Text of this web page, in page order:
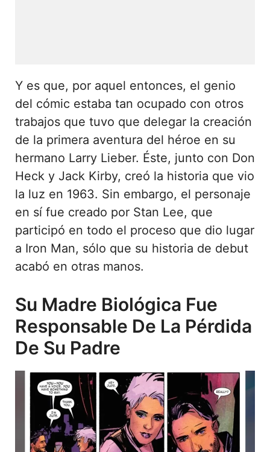
Y es que, por aquel entonces, el genio
del cómic estaba tan ocupado con otros
trabajos que tuvo que delegar la creación
de la primera aventura del héroe en su
hermano Larry Lieber. Éste, junto con Don
Heck y Jack Kirby, creó la historia que vio
la luz en 1963. Sin embargo, el personaje
en sí fue creado por Stan Lee, que
participó en todo el proceso que dio lugar
a Iron Man, sólo que su historia de debut
acabó en otras manos.
Su Madre Biológica Fue
Responsable De La Pérdida
De Su Padre